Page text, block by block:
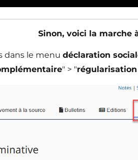
Sinon, voici la marche
dans le menu déclaration
" > "régularisation